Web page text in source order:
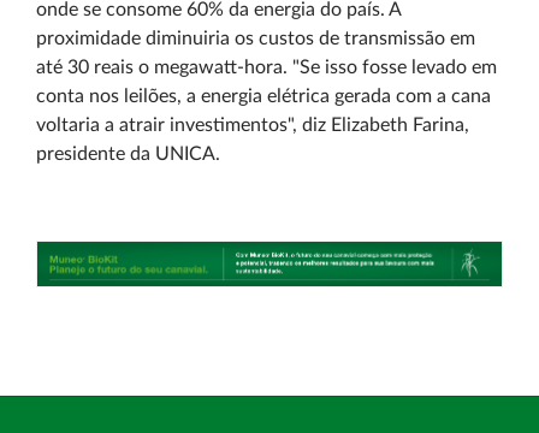
onde se consome 60% da energia do país. A
proximidade diminuiria os custos de transmissão em
até 30 reais o megawatt-hora. "Se isso fosse levado em
conta nos leilões, a energia elétrica gerada com a cana
voltaria a atrair investimentos", diz Elizabeth Farina,
presidente da UNICA.